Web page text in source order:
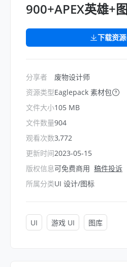
900+APEX英雄+
下载资源
分享者
资源类型
文件大小
文件数量
观看次数
更新时间
版权信息
所属分类
废物设计师
Eaglepack 素材包
105 MB
904
3,772
2023-05-15
可免费商用 稿件投诉
UI 设计/图标
UI 游戏 UI 图库